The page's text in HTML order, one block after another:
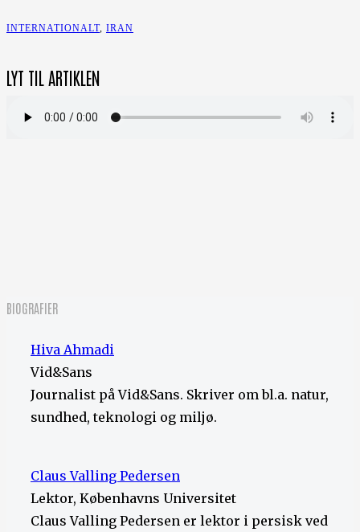
INTERNATIONALT, IRAN
LYT TIL ARTIKLEN
BIOGRAFIER
Hiva Ahmadi
Vid&Sans
Journalist på Vid&Sans. Skriver om bl.a. natur,
sundhed, teknologi og miljø.
Claus Valling Pedersen
Lektor, Københavns Universitet
Claus Valling Pedersen er lektor i persisk ved